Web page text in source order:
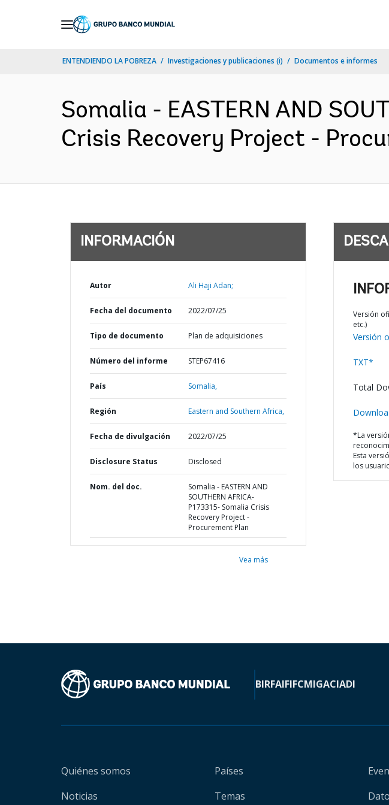
ENTENDIENDO LA POBREZA Investigaciones y publicaciones (i) Documentos e informes
Somalia - EASTERN AND
Crisis Recovery Project -
INFORMACIÓN
Autor Ali Haji Adan;
Fecha del documento 2022/07/25
Tipo de documento Plan de adquisiciones
Número del informe STEP67416
País Somalia,
Región Eastern and Southern Africa,
Fecha de divulgación 2022/07/25
Disclosure Status Disclosed
Nom. del doc.
Somalia - EASTERN AND
SOUTHERN AFRICA-
P173315- Somalia Crisis
Recovery Project -
Procurement Plan
Vea más
Versión
etc.)
Versión
TXT*
Total
*La
Esta
los
BIRFAIFIFCMIGACIADI
Quiénes somos
Noticias
Países
Temas